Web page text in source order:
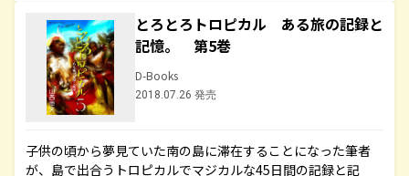
とろとろトロピカル ある旅の記録と
記憶。 第5巻
D-Books
2018.07.26 発売
子供の頃から夢見ていた南の島に滞在することになった筆者
が、島で出合うトロピカルでマジカルな45日間の記録と記